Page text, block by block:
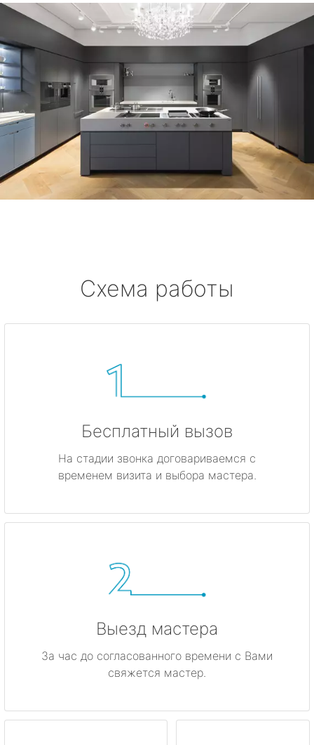
Схема работы
Бесплатный вызов
На стадии звонка договариваемся с
временем визита и выбора мастера.
Выезд мастера
За час до согласованного времени с Вами
свяжется мастер.